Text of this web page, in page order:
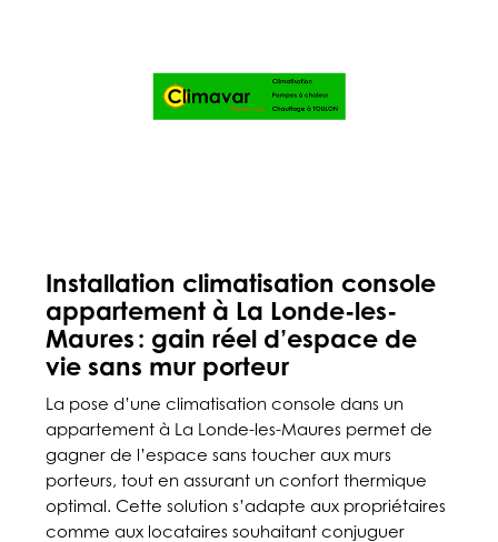
Installation climatisation console
appartement à La Londe-les-
Maures : gain réel d’espace de
vie sans mur porteur
La pose d’une climatisation console dans un
appartement à La Londe-les-Maures permet de
gagner de l’espace sans toucher aux murs
porteurs, tout en assurant un confort thermique
optimal. Cette solution s’adapte aux propriétaires
comme aux locataires souhaitant conjuguer